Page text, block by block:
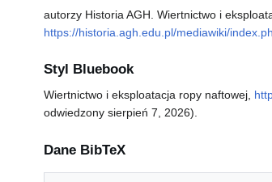
autorzy Historia AGH. Wiertnictwo i
https://historia.agh.edu.pl/mediawiki/
Styl Bluebook
Wiertnictwo i eksploatacja ropy naftowej,
odwiedzony sierpień 7, 2026).
Dane BibTeX